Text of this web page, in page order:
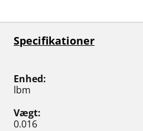
Specifikationer
Enhed
lbm
Vægt
0.016